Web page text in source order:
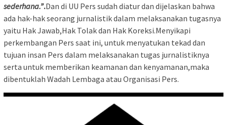
sederhana.”.Dan di UU Pers sudah diatur dan dijelaskan bahwa
ada hak-hak seorang jurnalistik dalam melaksanakan tugasnya
yaitu Hak Jawab,Hak Tolak dan Hak Koreksi.Menyikapi
perkembangan Pers saat ini, untuk menyatukan tekad dan
tujuan insan Pers dalam melaksanakan tugas jurnalistiknya
serta untuk memberikan keamanan dan kenyamanan,maka
dibentuklah Wadah Lembaga atau Organisasi Pers.